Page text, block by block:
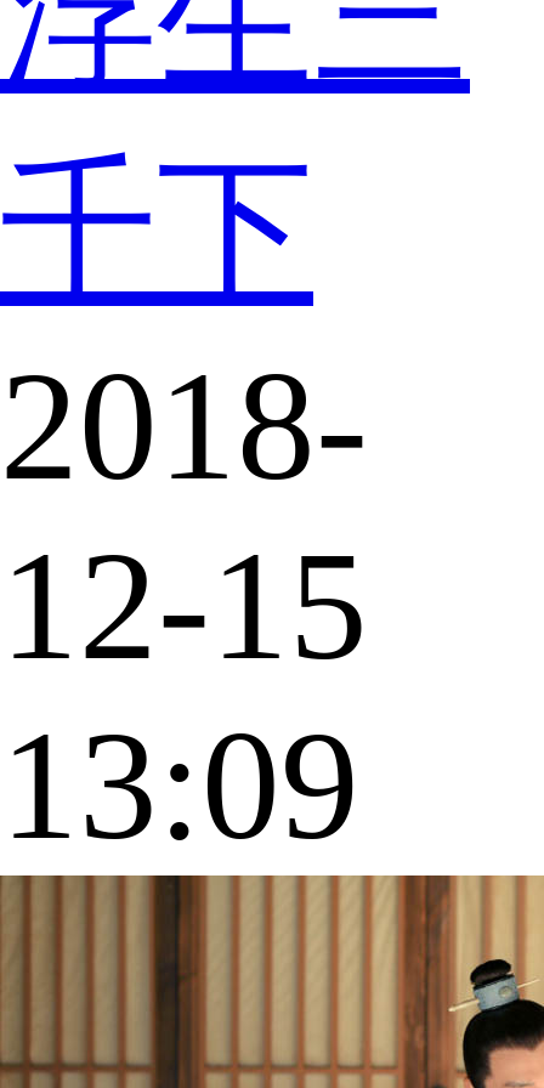
千下
2018-
12-15
13:09